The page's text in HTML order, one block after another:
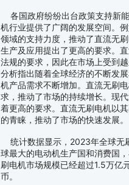
各国政府纷纷出台政策支持新
机行业提供了广阔的发展空间。
领域的支持力度，推动了直流无
生产及应用提出了更高的要求。
法规的要求，因此在市场上受到
分析指出随着全球经济的不断发
机产品需求不断增加。直流无刷
求，推动了市场的持续增长。现
着更高的要求。直流无刷电机以
的青睐，推动了市场的快速发展。
统计数据显示，2023年全球无
球最大的电动机生产国和消费国
刷电机市场规模已经超过1.5万
币。